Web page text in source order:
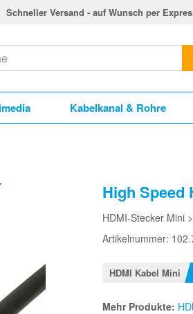
Schneller Versand - auf Wunsch per
Kabelkanal & Rohre
High Speed
HDMI-Stecker Mini
Artikelnummer:
HDMI Kabel Mini
Mehr Produkte: